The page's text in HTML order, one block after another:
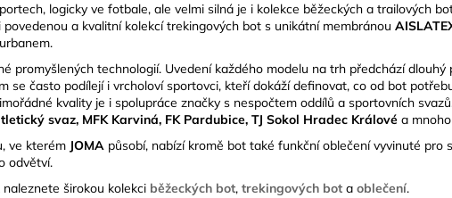
logicky ve fotbale, ale velmi silná je i kolekce běžeckých a trailových
a kvalitní kolekcí trekingových bot s unikátní membránou
promyšlených technologií. Uvedení každého modelu na trh předchází dlouhý
se často podílejí i vrcholoví sportovci, kteří dokáží definovat, co od bot
kvality je i spolupráce značky s nespočtem oddílů a sportovních
svaz, MFK Karviná, FK Pardubice, TJ Sokol Hradec Králové a
ve kterém JOMA působí, nabízí kromě bot také funkční oblečení vyvinuté pro
odvětví.
širokou kolekci běžeckých bot, trekingových bot a oblečení.